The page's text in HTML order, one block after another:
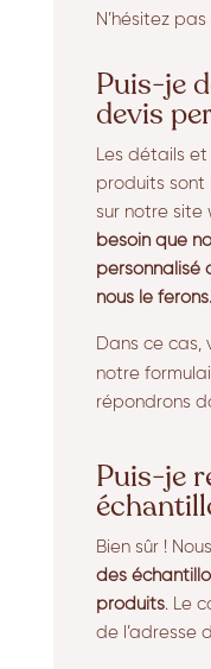
N’hésitez
Puis-je
devis
Les détails
produits sont
sur notre site
besoin que
personnalisé
nous le ferons.
Dans ce cas,
notre
répondrons
Puis-je
Bien sûr !
des
produits. Le
de l’adresse